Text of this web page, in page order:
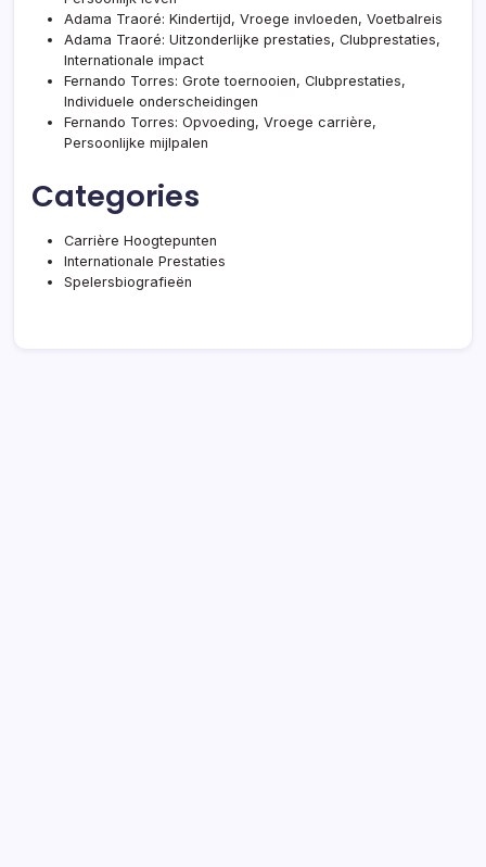
Adama Traoré: Kindertijd, Vroege invloeden, Voetbalreis
Adama Traoré: Uitzonderlijke prestaties, Clubprestaties,
Internationale impact
Fernando Torres: Grote toernooien, Clubprestaties,
Individuele onderscheidingen
Fernando Torres: Opvoeding, Vroege carrière,
Persoonlijke mijlpalen
Categories
Carrière Hoogtepunten
Internationale Prestaties
Spelersbiografieën